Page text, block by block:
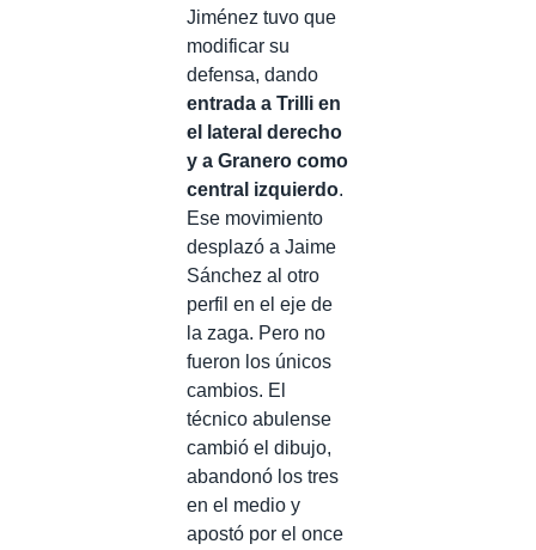
Jiménez tuvo que
modificar su
defensa, dando
entrada a Trilli en
el lateral derecho
y a Granero como
central izquierdo.
Ese movimiento
desplazó a Jaime
Sánchez al otro
perfil en el eje de
la zaga. Pero no
fueron los únicos
cambios. El
técnico abulense
cambió el dibujo,
abandonó los tres
en el medio y
apostó por el once